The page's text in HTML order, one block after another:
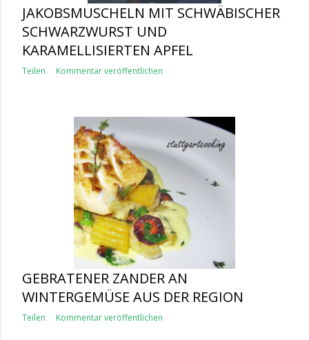
JAKOBSMUSCHELN MIT SCHWÄBISCHER
SCHWARZWURST UND
KARAMELLISIERTEN APFEL
Teilen Kommentar veröffentlichen
GEBRATENER ZANDER AN
WINTERGEMÜSE AUS DER REGION
Teilen Kommentar veröffentlichen